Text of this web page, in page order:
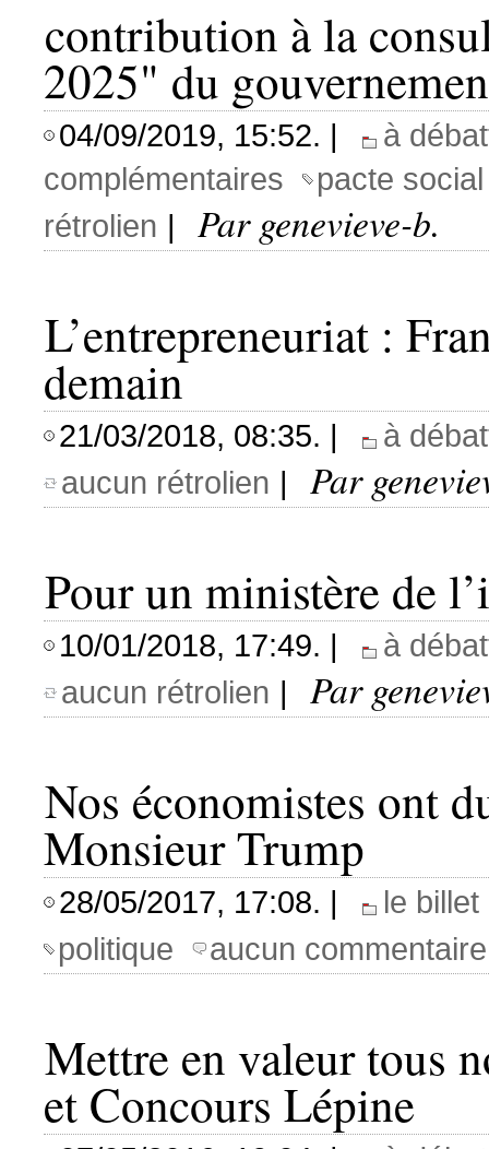
contribution à la
2025" du
04/09/2019, 15:52. |
à
complémentaires
pacte social
rétrolien | Par genevieve-b.
L’entrepreneuriat :
demain
21/03/2018, 08:35. |
à
aucun rétrolien | Par
Pour un ministère de
10/01/2018, 17:49. |
à
aucun rétrolien | Par
Nos économistes ont
Monsieur Trump
28/05/2017, 17:08. |
le
politique
aucun commentaire
Mettre en valeur tous
et Concours Lépine